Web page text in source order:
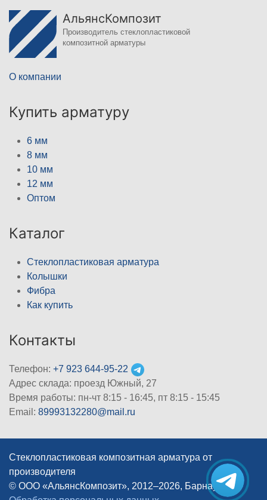
АльянсКомпозит
Производитель стеклопластиковой
композитной арматуры
О компании
Купить арматуру
6 мм
8 мм
10 мм
12 мм
Оптом
Каталог
Стеклопластиковая арматура
Колышки
Фибра
Как купить
Контакты
Телефон: +7 923 644-95-22
Адрес склада: проезд Южный, 27
Время работы: пн-чт 8:15 - 16:45, пт 8:15 - 15:45
Email: 89993132280@mail.ru
Стеклопластиковая композитная арматура от
производителя
© ООО «АльянсКомпозит», 2012–2026, Барнаул
|